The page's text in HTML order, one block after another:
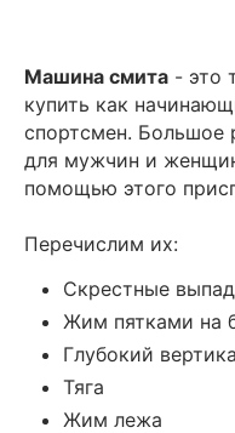
Машина смита - это
купить как
спортсмен. Большое
для мужчин и
помощью этого
Перечислим их:
Скрестные
Жим пятками на
Глубокий
Тяга
Жим лежа